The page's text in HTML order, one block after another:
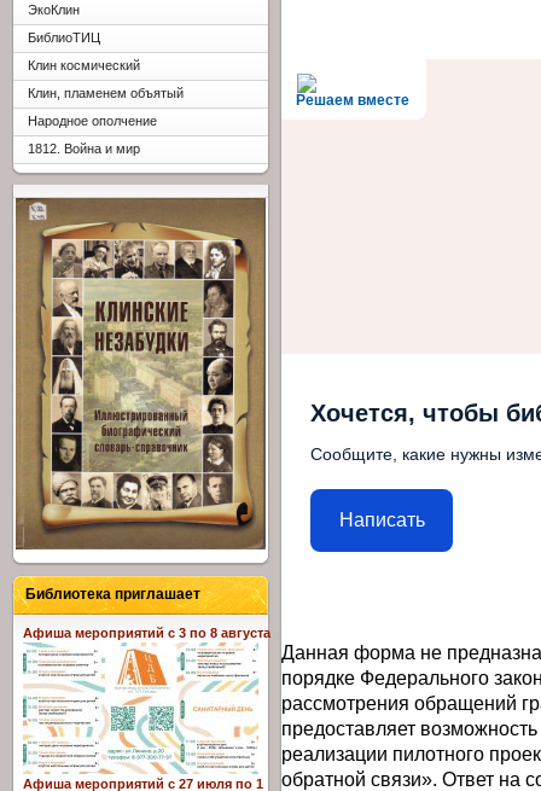
Решаем вместе
Хочется, чтобы
Сообщите, какие нужны
Написать
Данная форма не
порядке Федерального
рассмотрения обращений
предоставляет
реализации пилотного
обратной связи». Ответ на
ЭкоКлин
БиблиоТИЦ
Клин космический
Клин, пламенем объятый
Народное ополчение
1812. Война и мир
Библиотека приглашает
Афиша мероприятий с 3 по 8 августа
Афиша мероприятий с 27 июля по 1